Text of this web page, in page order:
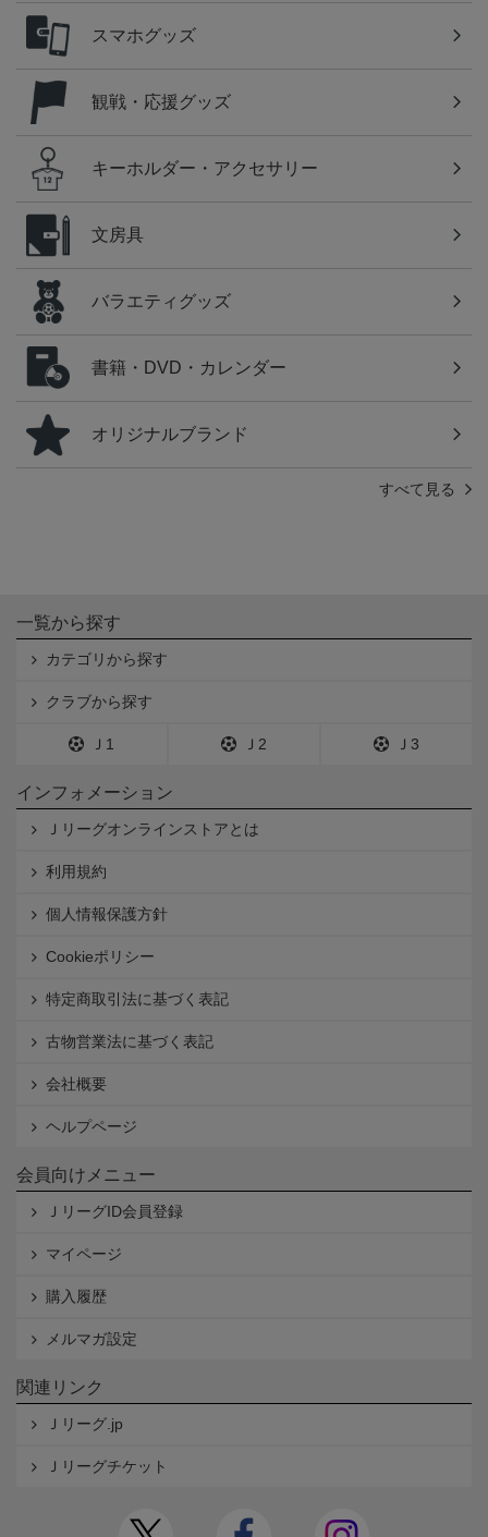
スマホグッズ
観戦・応援グッズ
キーホルダー・アクセサリー
文房具
バラエティグッズ
書籍・DVD・カレンダー
オリジナルブランド
すべて見る
一覧から探す
カテゴリから探す
クラブから探す
Ｊ1 Ｊ2 Ｊ3
インフォメーション
Ｊリーグオンラインストアとは
利用規約
個人情報保護方針
Cookieポリシー
特定商取引法に基づく表記
古物営業法に基づく表記
会社概要
ヘルプページ
会員向けメニュー
ＪリーグID会員登録
マイページ
購入履歴
メルマガ設定
関連リンク
Ｊリーグ.jp
Ｊリーグチケット